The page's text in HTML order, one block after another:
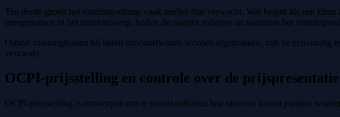
Ten derde groeit het roamingvolume vaak sneller dan verwacht. Wat begint als een
meegenomen in het tariefontwerp, hollen de marges stilletjes uit naarmate het
Omdat roamingkosten bij laden stroomafwaarts worden afgetrokken, zijn ze eenvoudig
verzwakt.
OCPI-prijsstelling en controle over de
OCPI-prijsstelling is ontworpen om te standaardiseren hoe tarieven tussen partijen